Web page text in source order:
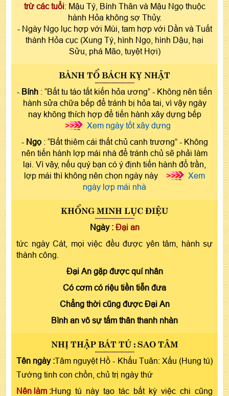
trừ các tuổi: Mậu Tý, Bính Thân và Mậu Ngọ thuộc
hành Hỏa không sợ Thủy.
- Ngày Ngọ lục hợp với Mùi, tam hợp với Dần và Tuất
thành Hỏa cục (Xung Tý, hình Ngọ, hình Dậu, hại
Sửu, phá Mão, tuyệt Hợi)
BÀNH TỔ BÁCH KỴ NHẬT
- Bính : “Bất tu táo tất kiến hỏa ương” - Không nên tiến
hành sửa chữa bếp để tránh bị hỏa tai, vì vậy ngày
nay không thích hợp để tiến hành xây dựng bếp
>>>
Xem ngày tốt xây dựng
- Ngọ: “Bất thiêm cái thất chủ canh trương” - Không
nên tiến hành lợp mái nhà để tránh chủ sẽ phải làm
lại. Vì vậy, nếu quý bạn có ý định tiến hành đổ trần,
lợp mái thì không nên chọn ngày này
>>>
Xem
ngày lợp mái nhà
KHỔNG MINH LỤC ĐIỆU
Ngày : Đại an
tức ngày Cát, mọi việc đều được yên tâm, hành sự
thành công.
Đại An gặp được quí nhân
Có cơm có riệu tiền tiễn đưa
Chẳng thời cũng được Đại An
Bình an vô sự tấm thân thanh nhàn
NHỊ THẬP BÁT TÚ : SAO TÂM
Tên ngày :Tâm nguyệt Hồ - Khấu Tuân: Xấu (Hung tú)
Tướng tinh con chồn, chủ trị ngày thứ
Nên làm :Hung tú này tạo tác bất kỳ việc chi cũng